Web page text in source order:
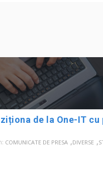
de la One-IT
COMUNICATE DE PRESA ,DIVERSE ,